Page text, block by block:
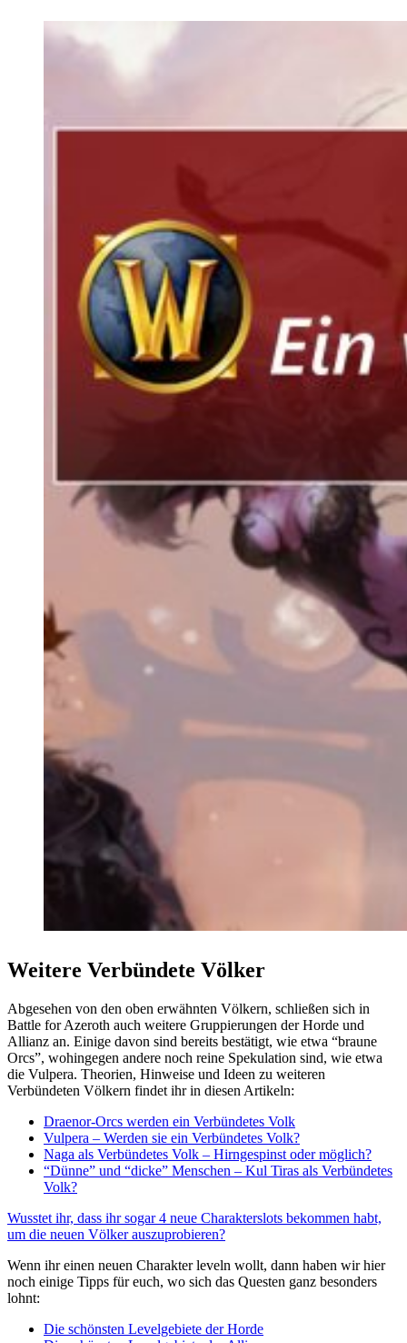
Weitere Verbündete Völker
Abgesehen von den oben erwähnten Völkern, schließen sich in
Battle for Azeroth auch weitere Gruppierungen der Horde und
Allianz an. Einige davon sind bereits bestätigt, wie etwa “braune
Orcs”, wohingegen andere noch reine Spekulation sind, wie etwa
die Vulpera. Theorien, Hinweise und Ideen zu weiteren
Verbündeten Völkern findet ihr in diesen Artikeln:
Draenor-Orcs werden ein Verbündetes Volk
Vulpera – Werden sie ein Verbündetes Volk?
Naga als Verbündetes Volk – Hirngespinst oder möglich?
“Dünne” und “dicke” Menschen – Kul Tiras als Verbündetes
Volk?
Wusstet ihr, dass ihr sogar 4 neue Charakterslots bekommen habt,
um die neuen Völker auszuprobieren?
Wenn ihr einen neuen Charakter leveln wollt, dann haben wir hier
noch einige Tipps für euch, wo sich das Questen ganz besonders
lohnt:
Die schönsten Levelgebiete der Horde